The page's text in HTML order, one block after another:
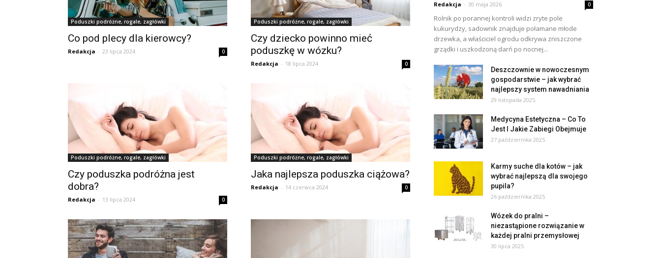
Poduszki podróżne, rogale, zagłówki
Co pod plecy dla kierowcy?
Redakcja - 23 lipca 2024 0
Poduszki podróżne, rogale, zagłówki
Czy dziecko powinno mieć
poduszkę w wózku?
Redakcja - 18 lipca 2024 0
Poduszki podróżne, rogale, zagłówki
Czy poduszka podróżna jest
dobra?
Redakcja - 13 lipca 2024 0
Poduszki podróżne, rogale, zagłówki
Jaka najlepsza poduszka ciążowa?
Redakcja - 14 czerwca 2024 0
Redakcja - 30 maja 2026 0
Rolnik po porannej kontroli widzi zryte pole
kukurydzy, sadownik znajduje połamane młode
drzewka, a właściciel ogrodu odkrywa zniszczone
grządki i uszkodzoną darń po nocnej...
Deszczownie w nowoczesnym
gospodarstwie – jak wybrać
najlepszy system nawadniania
29 listopada 2025
Medycyna Estetyczna – Co To
Jest I Jakie Zabiegi Obejmuje
27 października 2025
Karmy suche dla kotów – jak
wybrać najlepszą dla swojego
pupila?
26 października 2025
Wózek do pralni –
niezastąpione rozwiązanie w
każdej pralni przemysłowej
30 lipca 2025